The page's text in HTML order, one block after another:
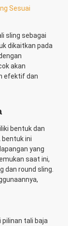
Sesuai
sling sebagai
dikaitkan pada
akan
efektif dan
bentuk dan
ini
yang
saat ini,
dan round sling.
pilinan tali baja